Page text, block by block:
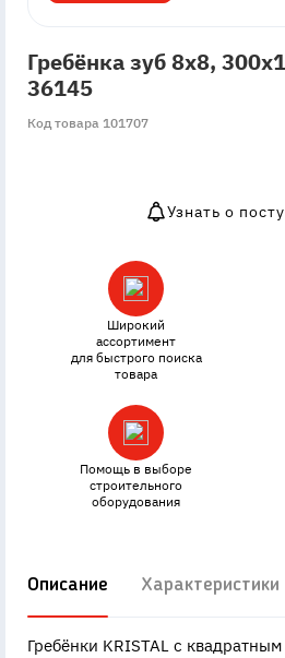
Гребёнка зуб 8х8,
36145
Код товара 101707
Узнать о
Широкий
ассортимент
для быстрого поиска
товара
Помощь в выборе
строительного
оборудования
Описание Характеристики
Гребёнки KRISTAL с